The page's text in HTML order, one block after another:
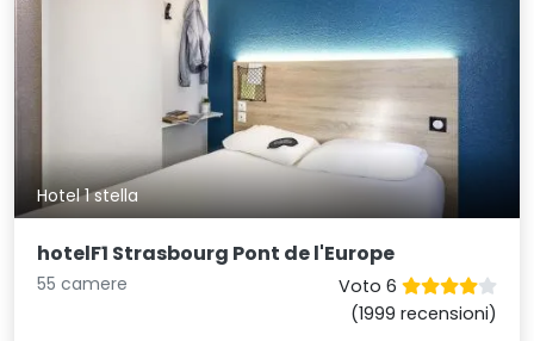
Hotel 1 stella
hotelF1 Strasbourg Pont de l'Europe
55 camere
Voto 6
(1999 recensioni)